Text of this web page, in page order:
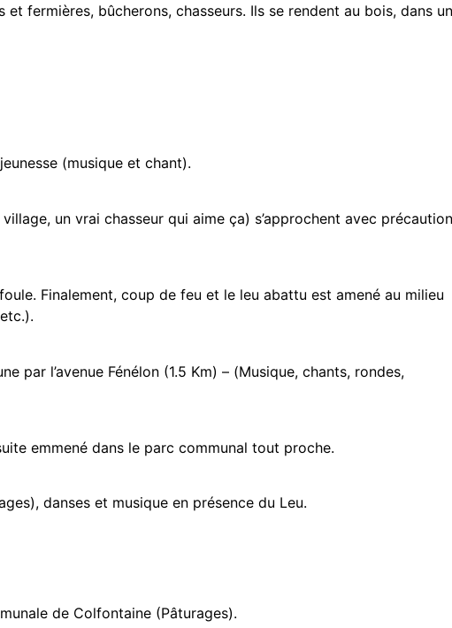
fermières, bûcherons, chasseurs. Ils se rendent au bois, dans
(musique et chant).
un vrai chasseur qui aime ça) s’approchent avec
Finalement, coup de feu et le leu abattu est amené au milieu
par l’avenue Fénélon (1.5 Km) – (Musique, chants, rondes,
emmené dans le parc communal tout proche.
danses et musique en présence du Leu.
de Colfontaine (Pâturages).